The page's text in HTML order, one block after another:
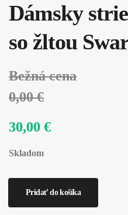
Dámsky
so žltou
Bežná cena
0,00 €
30,00 €
Skladom